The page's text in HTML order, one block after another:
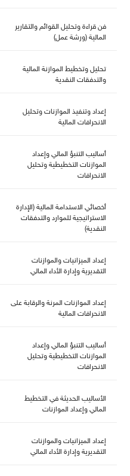
فن قراءة وتحليل القوائم والتقارير
المالية (ورشة عمل)
تحليل وتخطيط الموازنة المالية
والتدفقات النقدية
إعداد وتنفيذ الموازنات وتحلي
الانحرافات المالية
أساليب التنبؤ المالي وإعداد
الموازنات التخطيطية وتحلي
الانحرافات
أخصائي الاستدامة المالية (الإدارة
الاستراتيجية للموارد والتدفقات
النقدية)
إعداد الميزانيات والموازنات
التقديرية وإدارة الأداء المالي
إعداد الموازنات المرنة والرقابة على
الانحرافات المالية
أساليب التنبؤ المالي وإعداد
الموازنات التخطيطية وتحلي
الانحرافات
الأساليب الحديثة في التخطيط
المالي وإعداد الموازنات
إعداد الميزانيات والموازنات
التقديرية وإدارة الأداء المالي